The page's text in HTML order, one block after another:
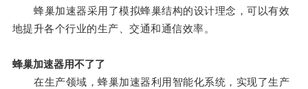
蜂巢加速器采用了模拟蜂巢结构的设计理念，可以有效
地提升各个行业的生产、交通和通信效率。
蜂巢加速器用不了了
在生产领域，蜂巢加速器利用智能化系统，实现了生产